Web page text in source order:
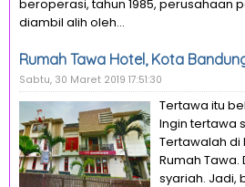
beroperasi, tahun 1985, perusahaan
diambil alih oleh...
Rumah Tawa Hotel, Kota
Sabtu, 30 Maret 2019 17:51:30
Tertawa itu
Ingin tertawa
Tertawalah di
Rumah Tawa.
syariah. Jadi,